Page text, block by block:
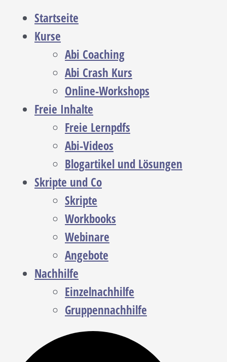
Startseite
Kurse
Abi Coaching
Abi Crash Kurs
Online-Workshops
Freie Inhalte
Freie Lernpdfs
Abi-Videos
Blogartikel und Lösungen
Skripte und Co
Skripte
Workbooks
Webinare
Angebote
Nachhilfe
Einzelnachhilfe
Gruppennachhilfe